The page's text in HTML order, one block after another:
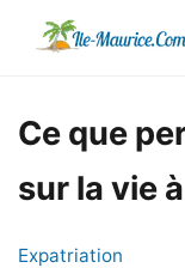
Ce que
sur la vie
Expatriation